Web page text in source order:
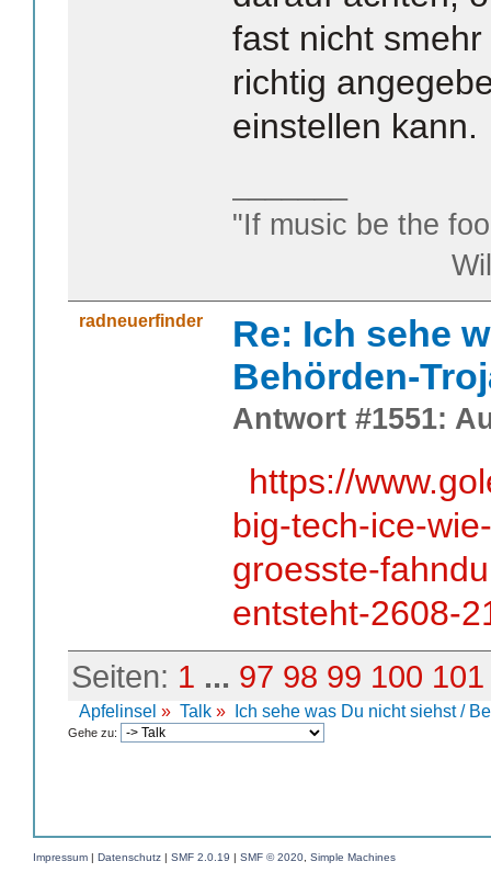
fast nicht
richtig
einstellen kann.
"If music be the
William
radneuerfinder
Re: Ich sehe
Behörden-
Antwort #1551:
https://
big-tech-ice-
groesste-
entsteht-2608-
Seiten: 1 ... 97 98 99 100 101
Apfelinsel » Talk » Ich sehe was Du nicht siehst /
Gehe zu:
Impressum | Datenschutz | SMF 2.0.19 | SMF © 2020 Simple Machines